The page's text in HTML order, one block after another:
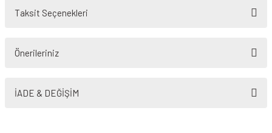
Taksit Seçenekleri
Önerileriniz
yetersiz gördüğünüz noktaları öneri formunu kullanarak tarafımıza
İADE & DEĞİŞİM